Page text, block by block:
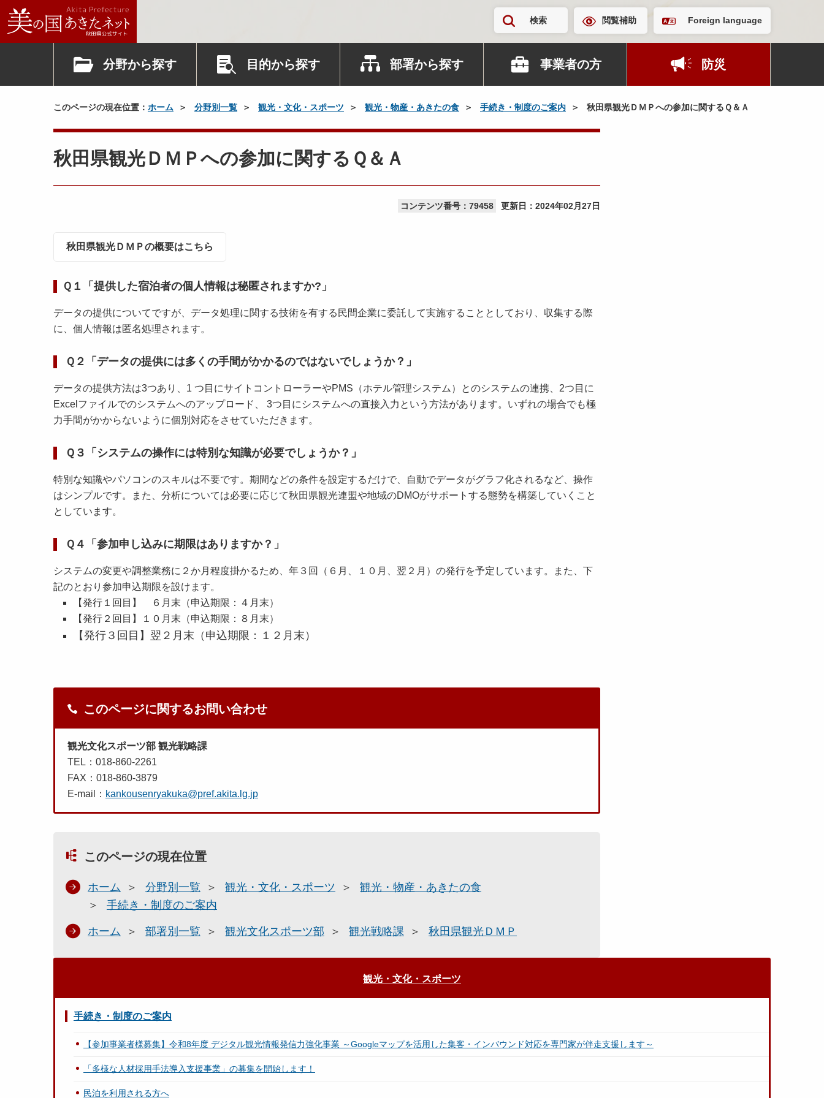
検索 閲覧補助 Foreign language
分野から探す 目的から探す 部署から探す 事業者の方 防災
このページの現在位置： ホーム 分野別一覧 観光・文化・スポーツ 観光・物産・あきたの食 手続き・制度のご案内 秋田県観光ＤＭＰへの参加に関するＱ＆Ａ
秋田県観光ＤＭＰへの参加に関するＱ＆Ａ
コンテンツ番号：79458 更新日： 2024年02月27日
秋田県観光ＤＭＰの概要はこちら
Ｑ１「提供した宿泊者の個人情報は秘匿されますか?」
データの提供についてですが、データ処理に関する技術を有する民間企業に委託して実施することとしており、収集する際
に、個人情報は匿名処理されます。
Ｑ２「データの提供には多くの手間がかかるのではないでしょうか？」
データの提供方法は3つあり、1 つ目にサイトコントローラーやPMS（ホテル管理システム）とのシステムの連携、2つ目に
Excelファイルでのシステムへのアップロード、 3つ目にシステムへの直接入力という方法があります。いずれの場合でも極
力手間がかからないように個別対応をさせていただきます。
Ｑ３「システムの操作には特別な知識が必要でしょうか？」
特別な知識やパソコンのスキルは不要です。期間などの条件を設定するだけで、自動でデータがグラフ化されるなど、操作
はシンプルです。また、分析については必要に応じて秋田県観光連盟や地域のDMOがサポートする態勢を構築していくこと
としています。
Ｑ４「参加申し込みに期限はありますか？」
システムの変更や調整業務に２か月程度掛かるため、年３回（６月、１０月、翌２月）の発行を予定しています。また、下
記のとおり参加申込期限を設けます。
【発行１回目】 ６月末（申込期限：４月末）
【発行２回目】１０月末（申込期限：８月末）
【発行３回目】翌２月末（申込期限：１２月末）
このページに関するお問い合わせ
観光文化スポーツ部 観光戦略課
TEL：018-860-2261
FAX：018-860-3879
E-mail： kankousenryakuka@pref.akita.lg.jp
このページの現在位置
ホーム 分野別一覧 観光・文化・スポーツ
観光・物産・あきたの食
手続き・制度のご案内
ホーム 部署別一覧 観光文化スポーツ部 観光戦略課 秋田県観光ＤＭＰ
観光・文化・スポーツ
手続き・制度のご案内
【参加事業者様募集】令和8年度 デジタル観光情報発信力強化事業 ～Googleマップを活用した集客・インバウンド対応を専門家が伴走支援します～
「多様な人材採用手法導入支援事業」の募集を開始します！
民泊を利用される方へ